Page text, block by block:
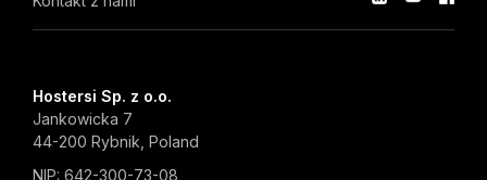
Hostersi Sp. z o.o.
Jankowicka 7
44-200 Rybnik, Poland
NIP: 642-300-73-08